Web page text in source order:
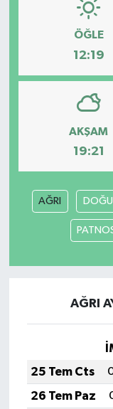
ÖĞLE
12:19
AKŞAM
19:21
AĞRI
AĞRI
25 Tem Cts
26 Tem Paz